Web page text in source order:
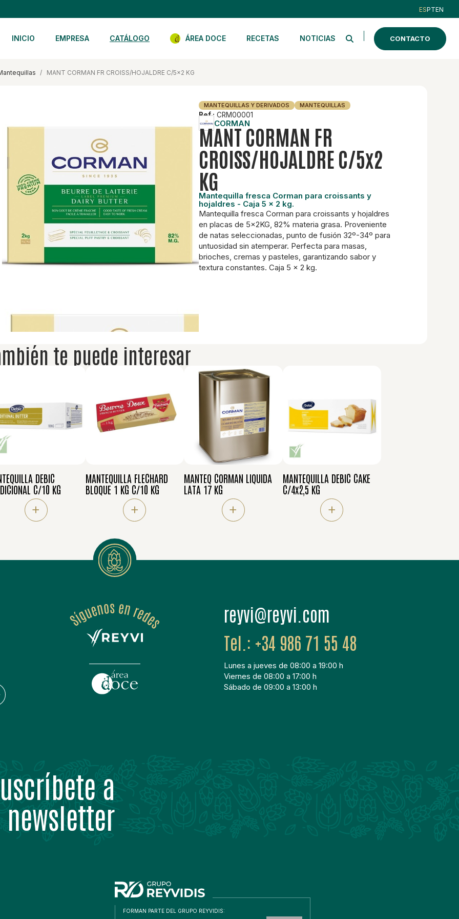
ESPTEN
INICIO EMPRESA CATÁLOGO ÁREA DOCE RECETAS NOTICIAS CONTACTO
mantequillas MANT CORMAN FR CROISS/HOJALDRE C/5x2 KG
MANTEQUILLAS Y DERIVADOS MANTEQUILLAS
Ref.: CRM00001
CORMAN
MANT CORMAN FR
CROISS/HOJALDRE C/5x2
KG
Mantequilla fresca Corman para croissants y
hojaldres - Caja 5 x 2 kg.
Mantequilla fresca Corman para croissants y hojaldres
en placas de 5x2KG, 82% materia grasa. Proveniente
de natas seleccionadas, punto de fusión 32º-34º para
untuosidad sin atemperar. Perfecta para masas,
brioches, cremas y pasteles, garantizando sabor y
textura constantes. Caja 5 x 2 kg.
te puede interesar
DEBIC
C/10 KG
+
MANTEQUILLA FLECHARD
BLOQUE 1 KG C/10 KG
+
MANTEQ CORMAN LIQUIDA
LATA 17 KG
+
MANTEQUILLA DEBIC CAKE
C/4x2,5 KG
+
moc.ivyer@ivyer
+34 986 71 55 48
Lunes a jueves de 08:00 a 19:00 h
Viernes de 08:00 a 17:00 h
Sábado de 09:00 a 13:00 h
a
FORMAN PARTE DEL GRUPO REYVIDIS: